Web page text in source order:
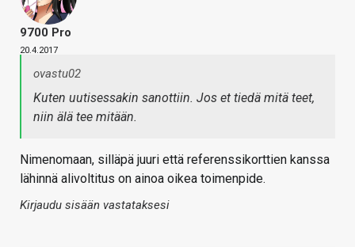
9700 Pro
20.4.2017
ovastu02
Kuten uutisessakin sanottiin. Jos et tiedä mitä teet,
niin älä tee mitään.
Nimenomaan, silläpä juuri että referenssikorttien kanssa
lähinnä alivoltitus on ainoa oikea toimenpide.
Kirjaudu sisään vastataksesi